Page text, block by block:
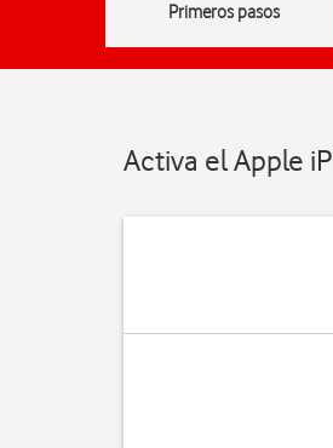
Primeros pasos
Activa el Apple